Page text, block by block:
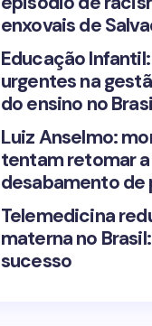
enxovais de
Educação
urgentes na
do ensino no
Luiz Anselmo:
tentam retomar
desabamento de
Telemedicina
materna no
sucesso